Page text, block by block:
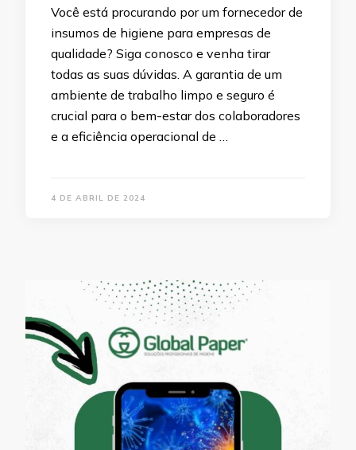
Você está procurando por um fornecedor de
insumos de higiene para empresas de
qualidade? Siga conosco e venha tirar
todas as suas dúvidas. A garantia de um
ambiente de trabalho limpo e seguro é
crucial para o bem-estar dos colaboradores
e a eficiência operacional de …
4 DE ABRIL DE 2024